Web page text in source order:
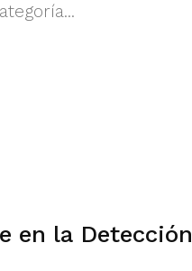
en la Detección